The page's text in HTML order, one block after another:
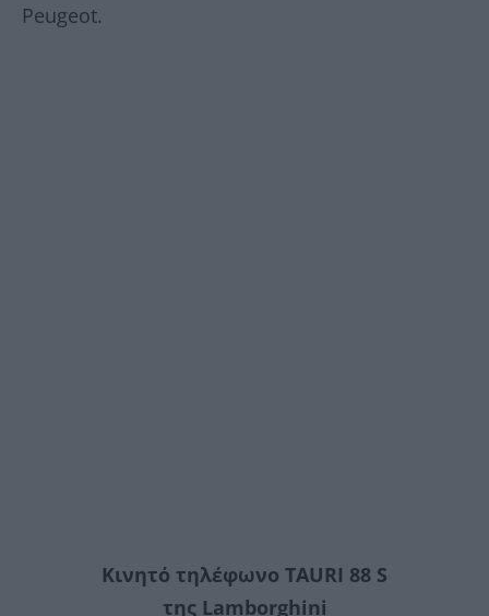
Peugeot.
Κινητό τηλέφωνο TAURI 88 S
της Lamborghini